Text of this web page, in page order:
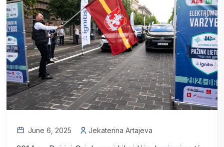
June 6, 2025 Jekaterina Artajeva